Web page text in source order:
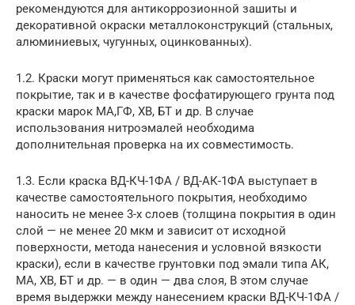
рекомендуются для антикоррозионной зашиты и
декоративной окраски металлоконструкций (стальных,
алюминиевых, чугунных, оцинкованных).
1.2. Краски могут применяться как самостоятельное
покрытие, так и в качестве фосфатирующего грунта под
краски марок МА,ГФ, ХВ, БТ и др. В случае
использования нитроэмалей необходима
дополнительная проверка на их совместимость.
1.3. Если краска ВД-КЧ-1ФА / ВД-АК-1ФА выступает в
качестве самостоятельного покрытия, необходимо
наносить не менее 3-х слоев (толщина покрытия в один
слой — не менее 20 мкм и зависит от исходной
поверхности, метода нанесения и условной вязкости
краски), если в качестве грунтовки под эмали типа АК,
МА, ХВ, БТ и др. — в один — два слоя, В этом случае
время выдержки между нанесением краски ВД-КЧ-1ФА /